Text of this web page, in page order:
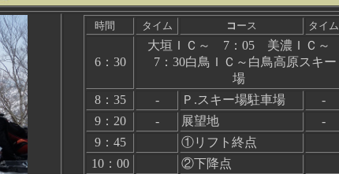
時間 タイム コ ース タイム
6：30
大垣ＩＣ～ 7：05 美濃ＩＣ～
7：30白鳥ＩＣ～白鳥高原スキー
場
8：35 - Ｐ.スキー場駐車場 -
9：20
- 展望地 -
9：45
①リフト終点
10：00
②下降点